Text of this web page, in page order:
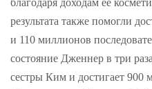
благодаря доходам ее
результата также помогли
и 110 миллионов
состояние Дженнер в три
сестры Ким и достигает 900